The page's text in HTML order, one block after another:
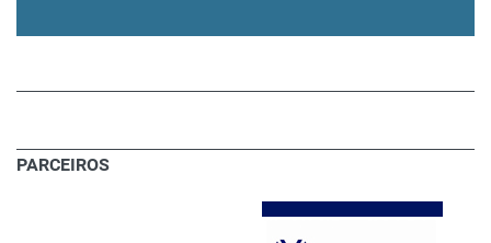
PARCEIROS